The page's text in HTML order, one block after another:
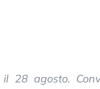
28 agosto.